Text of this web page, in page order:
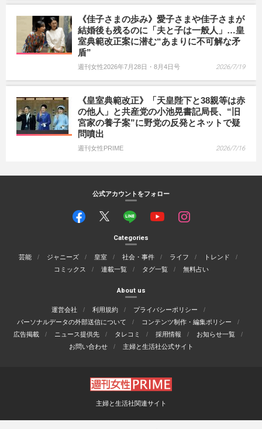
《佳子さまの歩み》愛子さまや佳子さまが
結婚後も残るのに「夫と子は一般人」…皇
室典範改正案に潜む“あまりに不可解な矛
盾”
週刊女性2026年7月28日・8月4日号 2026/7/19
《皇室典範改正》「天皇陛下と38親等は赤
の他人」と共産党の小池晃書記局長、“旧
宮家の養子案”に野党の反発とネットで疑
問噴出
週刊女性PRIME 2026/7/16
公式アカウントをフォロー
Categories
芸能 ジャニーズ 皇室 社会・事件 ライフ
トレンド
コミックス
連載一覧 タグ一覧 無料占い
About us
運営会社 利用規約
プライバシーポリシー
パーソナルデータの外部送信について
コンテンツ制作・編集ポリシー
広告掲載
ニュース提供先 タレコミ 採用情報
お知らせ一覧
お問い合わせ
主婦と生活社公式サイト
主婦と生活社関連サイト